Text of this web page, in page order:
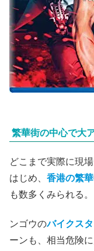
繁華街の中心で大
どこまで実際に現
はじめ、 香港の繁
も数多くみられる。
ンゴウのバイクス
ーンも、相当危険